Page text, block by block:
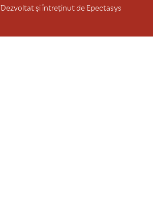
Dezvoltat și întreținut de Epectasys